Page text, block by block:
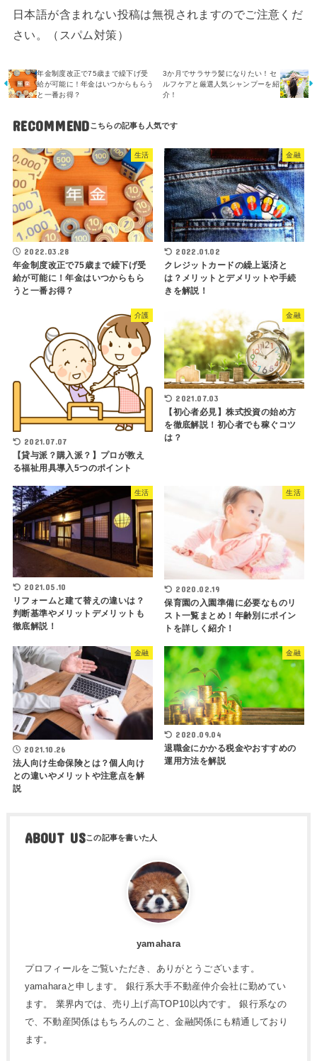
日本語が含まれない投稿は無視されますのでご注意くだ
さい。（スパム対策）
年金制度改正で75歳まで繰下げ受
給が可能に！年金はいつからもらう
と一番お得？
3か月でサラサラ髪になりたい！セ
ルフケアと厳選人気シャンプーを紹
介！
RECOMMEND
生活
2022.03.28
年金制度改正で75歳まで繰下げ受
給が可能に！年金はいつからもら
うと一番お得？
金融
2022.01.02
クレジットカードの繰上返済と
は？メリットとデメリットや手続
きを解説！
介護
2021.07.07
【貸与派？購入派？】プロが教え
る福祉用具導入5つのポイント
金融
2021.07.03
【初心者必見】株式投資の始め方
を徹底解説！初心者でも稼ぐコツ
は？
生活
2021.05.10
リフォームと建て替えの違いは？
判断基準やメリットデメリットも
徹底解説！
生活
2020.02.19
保育園の入園準備に必要なものリ
スト一覧まとめ！年齢別にポイン
トを詳しく紹介！
金融
2021.10.26
法人向け生命保険とは？個人向け
との違いやメリットや注意点を解
説
金融
2020.09.04
退職金にかかる税金やおすすめの
運用方法を解説
ABOUT US
yamahara
プロフィールをご覧いただき、ありがとうございます。
yamaharaと申します。 銀行系大手不動産仲介会社に勤めてい
ます。 業界内では、売り上げ高TOP10以内です。 銀行系なの
で、不動産関係はもちろんのこと、金融関係にも精通しており
ます。